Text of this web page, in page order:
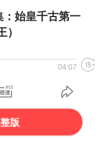
：始皇千古第一
04:07
版